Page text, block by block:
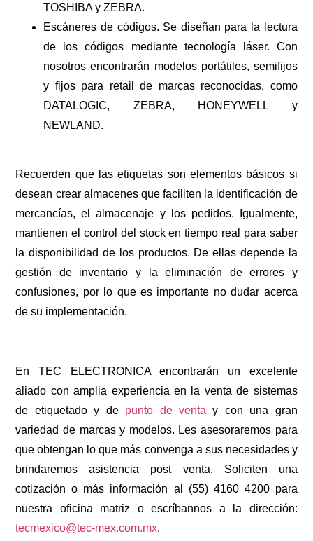
TOSHIBA y ZEBRA.
Escáneres de códigos. Se diseñan para la lectura
de los códigos mediante tecnología láser. Con
nosotros encontrarán modelos portátiles, semifijos
y fijos para retail de marcas reconocidas, como
DATALOGIC, ZEBRA, HONEYWELL y
NEWLAND.
Recuerden que las etiquetas son elementos básicos si
desean crear almacenes que faciliten la identificación de
mercancías, el almacenaje y los pedidos. Igualmente,
mantienen el control del stock en tiempo real para saber
la disponibilidad de los productos. De ellas depende la
gestión de inventario y la eliminación de errores y
confusiones, por lo que es importante no dudar acerca
de su implementación.
En TEC ELECTRONICA encontrarán un excelente
aliado con amplia experiencia en la venta de sistemas
de etiquetado y de punto de venta y con una gran
variedad de marcas y modelos. Les asesoraremos para
que obtengan lo que más convenga a sus necesidades y
brindaremos asistencia post venta. Soliciten una
cotización o más información al (55) 4160 4200 para
nuestra oficina matriz o escríbannos a la dirección:
tecmexico@tec-mex.com.mx.